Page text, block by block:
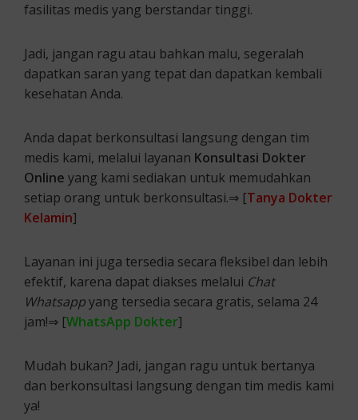
fasilitas medis yang berstandar tinggi.
Jadi, jangan ragu atau bahkan malu, segeralah
dapatkan saran yang tepat dan dapatkan kembali
kesehatan Anda.
Anda dapat berkonsultasi langsung dengan tim
medis kami, melalui layanan Konsultasi Dokter
Online yang kami sediakan untuk memudahkan
setiap orang untuk berkonsultasi.⇒ [Tanya Dokter
Kelamin]
Layanan ini juga tersedia secara fleksibel dan lebih
efektif, karena dapat diakses melalui Chat
Whatsappyang tersedia secara gratis, selama 24
jam!⇒ [WhatsApp Dokter]
Mudah bukan? Jadi, jangan ragu untuk bertanya
dan berkonsultasi langsung dengan tim medis kami
ya!